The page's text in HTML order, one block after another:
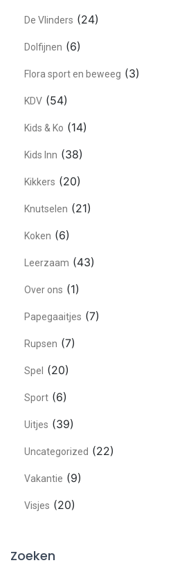
De Vlinders (24)
Dolfijnen (6)
Flora sport en beweeg (3)
KDV (54)
Kids & Ko (14)
Kids Inn (38)
Kikkers (20)
Knutselen (21)
Koken (6)
Leerzaam (43)
Over ons (1)
Papegaaitjes (7)
Rupsen (7)
Spel (20)
Sport (6)
Uitjes (39)
Uncategorized (22)
Vakantie (9)
Visjes (20)
Zoeken